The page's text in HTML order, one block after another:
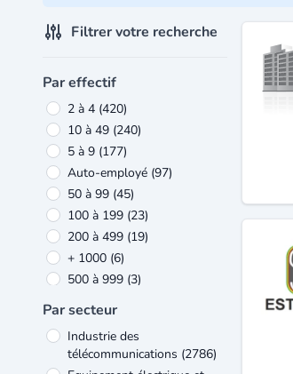
Filtrer votre recherche
Par effectif
2 à 4 (420)
10 à 49 (240)
5 à 9 (177)
Auto-employé (97)
50 à 99 (45)
100 à 199 (23)
200 à 499 (19)
+ 1000 (6)
500 à 999 (3)
Par secteur
Industrie des
télécommunications (2786)